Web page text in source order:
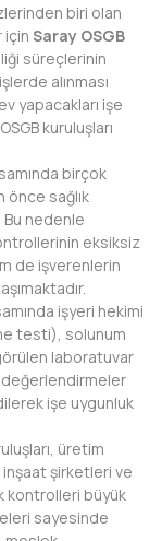
biri olan
için Saray OSGB
süreçlerinin
alınması
yapacakları işe
kuruluşları
birçok
önce sağlık
nedenle
eksiksiz
de işverenlerin
işyeri hekimi
testi), solunum
laboratuvar
işe uygunluk
üretim
şirketleri ve
kontrolleri büyük
sayesinde